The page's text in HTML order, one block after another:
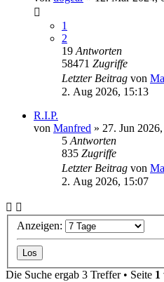
1
2
19 Antworten
58471 Zugriffe
Letzter Beitrag von
2. Aug 2026, 15:13
R.I.P.
von Manfred » 27. Jun
5 Antworten
835 Zugriffe
Letzter Beitrag von
2. Aug 2026, 15:07
Anzeigen:
Die Suche ergab 3 Treffer • Seite 1